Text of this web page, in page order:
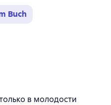
Buch
на основе 538 оценок
в молодости